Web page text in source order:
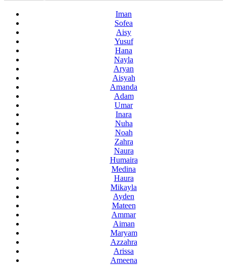
Iman
Sofea
Aisy
Yusuf
Hana
Nayla
Aryan
Aisyah
Amanda
Adam
Umar
Inara
Nuha
Noah
Zahra
Naura
Humaira
Medina
Haura
Mikayla
Ayden
Mateen
Ammar
Aiman
Maryam
Azzahra
Arissa
Ameena